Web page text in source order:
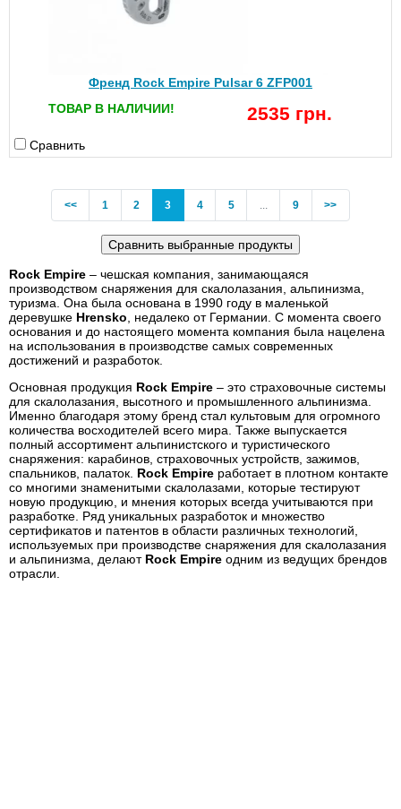
Френд Rock Empire Pulsar 6 ZFP001
ТОВАР В НАЛИЧИИ!
2535 грн.
Сравнить
<<Previous
1 2 3(current)
4 5 9 >>
Rock Empire – чешская компания, занимающаяся
производством снаряжения для скалолазания, альпинизма,
туризма. Она была основана в 1990 году в маленькой
деревушке Hrensko, недалеко от Германии. С момента своего
основания и до настоящего момента компания была нацелена
на использования в производстве самых современных
достижений и разработок.
Основная продукция Rock Empire – это страховочные системы
для скалолазания, высотного и промышленного альпинизма.
Именно благодаря этому бренд стал культовым для огромного
количества восходителей всего мира. Также выпускается
полный ассортимент альпинистского и туристического
снаряжения: карабинов, страховочных устройств, зажимов,
спальников, палаток. Rock Empire работает в плотном контакте
со многими знаменитыми скалолазами, которые тестируют
новую продукцию, и мнения которых всегда учитываются при
разработке. Ряд уникальных разработок и множество
сертификатов и патентов в области различных технологий,
используемых при производстве снаряжения для скалолазания
и альпинизма, делают Rock Empire одним из ведущих брендов
отрасли.